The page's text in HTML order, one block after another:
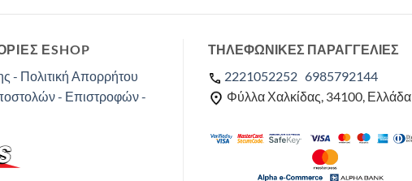
ΕSHOP
- Πολιτική Απορρήτου
- Επιστροφών -
ΤΗΛΕΦΩΝΙΚΕΣ ΠΑΡΑΓΓΕΛΙΕΣ
2221052252 6985792144
Φύλλα Χαλκίδας, 34100, Ελλάδα